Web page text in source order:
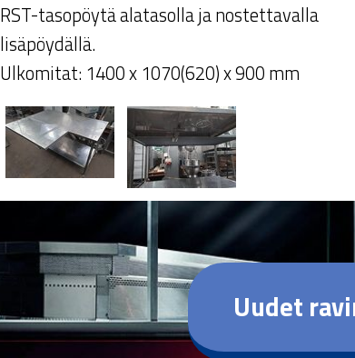
RST-tasopöytä alatasolla ja nostettavalla
lisäpöydällä.
Ulkomitat: 1400 x 1070(620) x 900 mm
Uudet